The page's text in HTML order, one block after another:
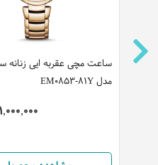
ساعت مچی عقربه ایی زنانه
مدل EM0853-81Y
41,000,000